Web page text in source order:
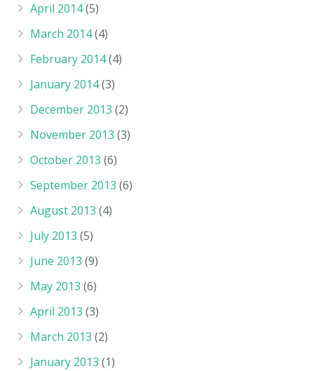
April 2014(5)
March 2014(4)
February 2014(4)
January 2014(3)
December 2013 (2)
November 2013 (3)
October 2013 (6)
September 2013 (6)
August 2013 (4)
July 2013 (5)
June 2013 (9)
May 2013 (6)
April 2013 (3)
March 2013 (2)
January 2013 (1)